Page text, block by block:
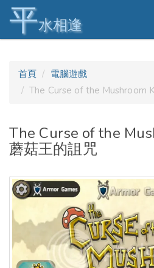
平水相逢
首頁
電腦遊戲
The Curse of the Mushroom
The Curse of the
蘑菇王的詛咒